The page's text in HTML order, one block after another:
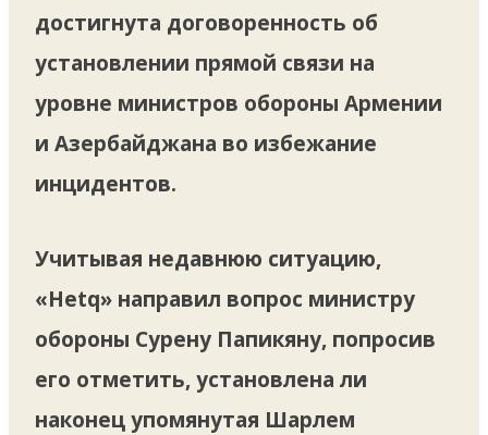
достигнута договоренность об
установлении прямой связи на
уровне министров обороны Армении
и Азербайджана во избежание
инцидентов.
Учитывая недавнюю ситуацию,
«Hetq» направил вопрос министру
обороны Сурену Папикяну, попросив
его отметить, установлена ​​ли
наконец упомянутая Шарлем